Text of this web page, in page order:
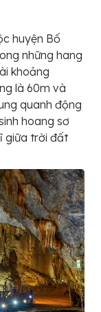
huyện Bố
những hang
khoảng
là 60m và
quanh động
hoang sơ
giữa trời đất